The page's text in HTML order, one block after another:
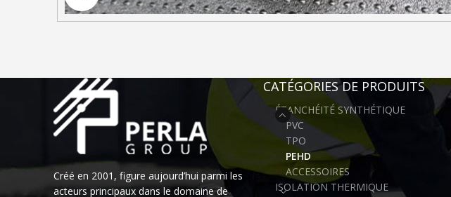
Créé en 2001, figure aujourd’hui parmi les
acteurs principaux dans le domaine de
CATÉGORIES DE PRODUITS
ÉTANCHÉITÉ SYNTHÉTIQUE
PVC
TPO
PEHD
ACCESSOIRES
ISOLATION THERMIQUE